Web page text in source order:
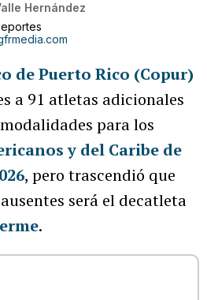
Hernández
de Puerto Rico (Copur)
a 91 atletas adicionales
para los
y del Caribe de
, pero trascendió que
será el decatleta
.